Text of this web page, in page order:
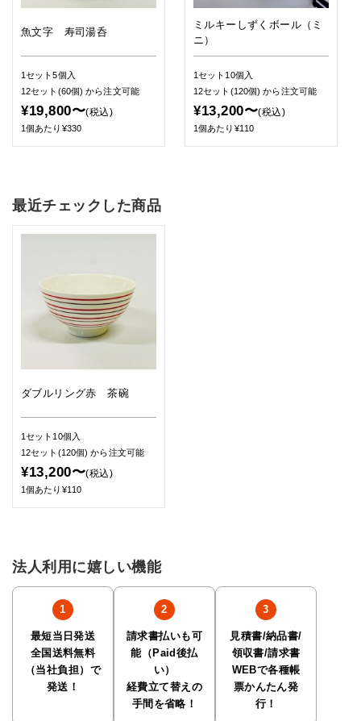
魚文字 寿司湯呑
1セット5個入
12セット(60個)から注文可能
¥19,800〜(税込)
1個あたり¥330
ミルキーしずくボール（ミ
ニ）
1セット10個入
12セット(120個)から注文可能
¥13,200〜(税込)
1個あたり¥110
最近チェックした商品
ダブルリング赤 茶碗
1セット10個入
12セット(120個)から注文可能
¥13,200〜(税込)
1個あたり¥110
法人利用に嬉しい機能
最短当日発送
全国送料無料
（当社負担）で
発送！
請求書払いも可
能（Paid後払
い）
経費立て替えの
手間を省略！
見積書/納品書/
領収書/請求書
WEBで各種帳
票かんたん発
行！